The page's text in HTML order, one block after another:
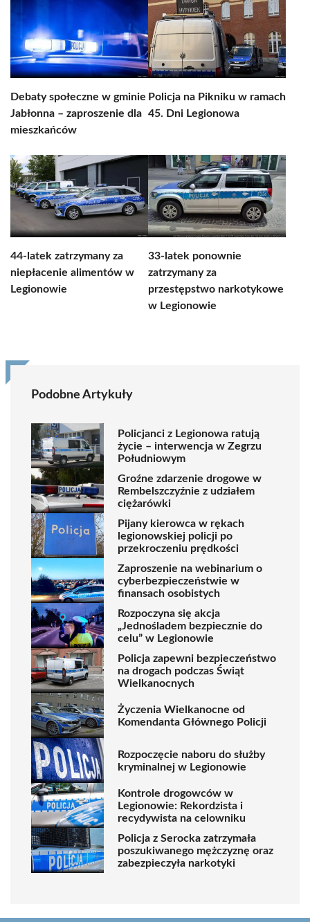
Debaty społeczne w gminie
Jabłonna – zaproszenie dla
mieszkańców
Policja na Pikniku w ramach
45. Dni Legionowa
44-latek zatrzymany za
niepłacenie alimentów w
Legionowie
33-latek ponownie
zatrzymany za
przestępstwo narkotykowe
w Legionowie
Podobne Artykuły
Policjanci z Legionowa ratują
życie – interwencja w Zegrzu
Południowym
Groźne zdarzenie drogowe w
Rembelszczyźnie z udziałem
ciężarówki
Pijany kierowca w rękach
legionowskiej policji po
przekroczeniu prędkości
Zaproszenie na webinarium o
cyberbezpieczeństwie w
finansach osobistych
Rozpoczyna się akcja
„Jednośladem bezpiecznie do
celu” w Legionowie
Policja zapewni bezpieczeństwo
na drogach podczas Świąt
Wielkanocnych
Życzenia Wielkanocne od
Komendanta Głównego Policji
Rozpoczęcie naboru do służby
kryminalnej w Legionowie
Kontrole drogowców w
Legionowie: Rekordzista i
recydywista na celowniku
Policja z Serocka zatrzymała
poszukiwanego mężczyznę oraz
zabezpieczyła narkotyki